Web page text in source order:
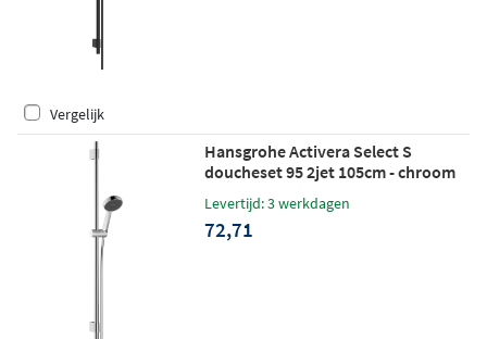
Vergelijk
Hansgrohe Activera Select S
doucheset 95 2jet 105cm - chroom
Levertijd: 3 werkdagen
72,71